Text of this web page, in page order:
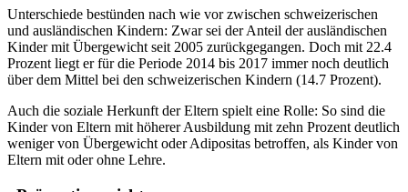
Unterschiede bestünden nach wie vor zwischen schweizerischen
und ausländischen Kindern: Zwar sei der Anteil der ausländischen
Kinder mit Übergewicht seit 2005 zurückgegangen. Doch mit 22.4
Prozent liegt er für die Periode 2014 bis 2017 immer noch deutlich
über dem Mittel bei den schweizerischen Kindern (14.7 Prozent).
Auch die soziale Herkunft der Eltern spielt eine Rolle: So sind die
Kinder von Eltern mit höherer Ausbildung mit zehn Prozent deutlich
weniger von Übergewicht oder Adipositas betroffen, als Kinder von
Eltern mit oder ohne Lehre.